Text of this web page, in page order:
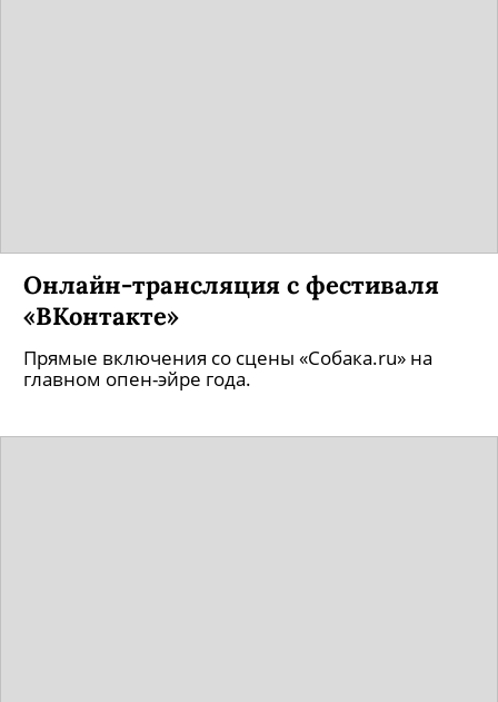
Онлайн-трансляция с фестиваля
«ВКонтакте»
Прямые включения со сцены «Собака.ru» на
главном опен-эйре года.